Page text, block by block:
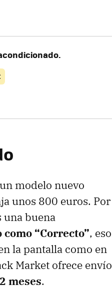
modelo nuevo
unos 800 euros. Por
una buena
“Correcto”, eso
la pantalla como en
Market ofrece envío
meses.